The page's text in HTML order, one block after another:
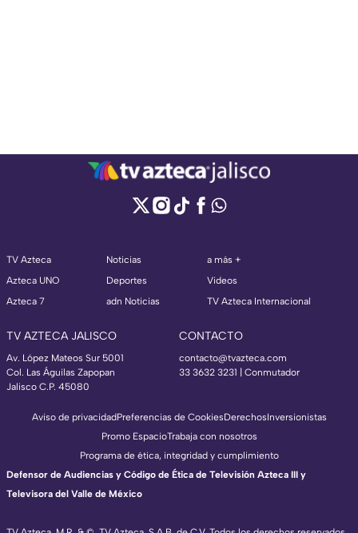
TV Azteca
Azteca UNO
Azteca 7
Noticias
Deportes
adn Noticias
a más +
Videos
TV Azteca Internacional
TV AZTECA JALISCO
Av. López Mateos Sur 5001
Col. Las Águilas Zapopan
Jalisco C.P. 45080
CONTACTO
contacto@tvazteca.com
33 3632 3231 | Conmutador
Aviso de privacidadPreferencias de CookiesDerechosInversionistas
Promo EspacioTrabaja con nosotros
Programa de ética, integridad y cumplimiento
Defensor de Audiencias y Código de Ética de Televisión Azteca III y
Televisora del Valle de México